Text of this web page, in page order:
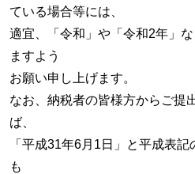
ている場合等には、
適宜、「令和」や「令和2年」
ますよう
お願い申し上げます。
なお、納税者の皆様方からご提
ば、
「平成31年6月1日」と平成表
も